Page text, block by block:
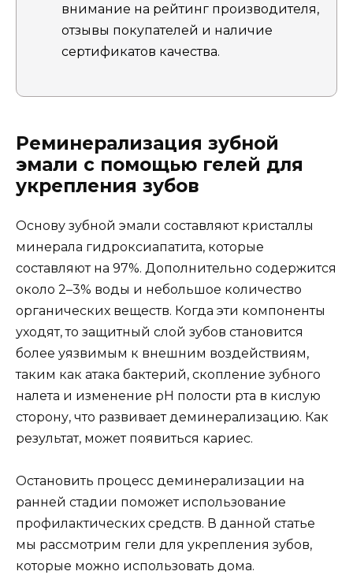
внимание на рейтинг производителя,
отзывы покупателей и наличие
сертификатов качества.
Реминерализация зубной
эмали с помощью гелей для
укрепления зубов
Основу зубной эмали составляют кристаллы
минерала гидроксиапатита, которые
составляют на 97%. Дополнительно содержится
около 2–3% воды и небольшое количество
органических веществ. Когда эти компоненты
уходят, то защитный слой зубов становится
более уязвимым к внешним воздействиям,
таким как атака бактерий, скопление зубного
налета и изменение pH полости рта в кислую
сторону, что развивает деминерализацию. Как
результат, может появиться кариес.
Остановить процесс деминерализации на
ранней стадии поможет использование
профилактических средств. В данной статье
мы рассмотрим гели для укрепления зубов,
которые можно использовать дома.